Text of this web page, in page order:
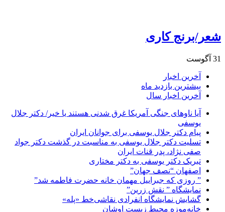
شعر/برنج کاری
31 آگوست
آخرین اخبار
بیشترین بازدید ماه
آخرین اخبار سال
آیا ناوهای جنگی آمریکا غرق شدنی هستند یا خیر/ دکتر جلال
یوسفی
پیام دکتر جلال یوسفی برای جوانان ایران
تسلیت دکتر جلال یوسفی به مناسبت در گذشت دکتر جواد
صفی نژاد، پدر قنات ایران
تبریک دکتر یوسفی به دکتر مختاری
اصفهان “نصف جهان”
” روزی که جبراییل مهمان خانه حضرت فاطمه شد”
نمایشگاه ” نقش زرین”
گشایش نمایشگاه انفرادی نقاشی‌خط «پله»
خانه‌موزه محیط‌ زیست اوشان